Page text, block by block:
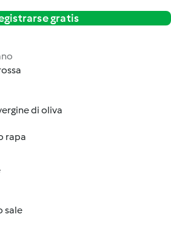
gratis
di oliva
rapa
sale